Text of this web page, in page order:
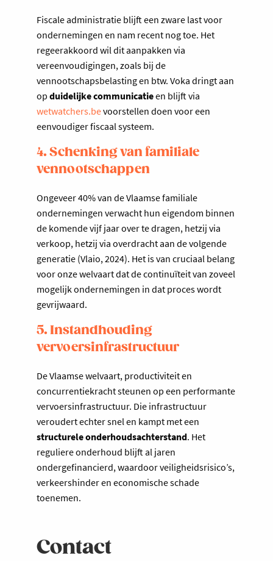
Fiscale administratie blijft een zware last voor
ondernemingen en nam recent nog toe. Het
regeerakkoord wil dit aanpakken via
vereenvoudigingen, zoals bij de
vennootschapsbelasting en btw. Voka dringt aan
op duidelijke communicatieen blijft via
wetwatchers.bevoorstellen doen voor een
eenvoudiger fiscaal systeem.
4. Schenking van familiale
vennootschappen
Ongeveer 40% van de Vlaamse familiale
ondernemingen verwacht hun eigendom binnen
de komende vijf jaar over te dragen, hetzij via
verkoop, hetzij via overdracht aan de volgende
generatie (Vlaio, 2024). Het is van cruciaal belang
voor onze welvaart dat de continuïteit van zoveel
mogelijk ondernemingen in dat proces wordt
gevrijwaard.
5. Instandhouding
vervoersinfrastructuur
De Vlaamse welvaart, productiviteit en
concurrentiekracht steunen op een performante
vervoersinfrastructuur. Die infrastructuur
veroudert echter snel en kampt met een
structurele onderhoudsachterstand. Het
reguliere onderhoud blijft al jaren
ondergefinancierd, waardoor veiligheidsrisico’s,
verkeershinder en economische schade
toenemen.
Contact